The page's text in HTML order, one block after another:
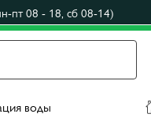
пт 08 - 18, сб 08-14)
воды